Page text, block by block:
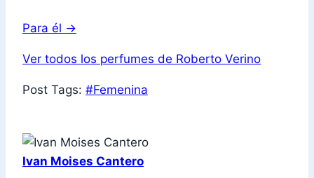
Para él →
Ver todos los perfumes de Roberto Verino
Post Tags: #Femenina
Ivan Moises Cantero